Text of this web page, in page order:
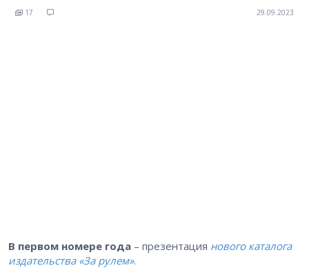
17 29.09.2023
В первом номере года – презентация нового каталога
издательства «За рулем».